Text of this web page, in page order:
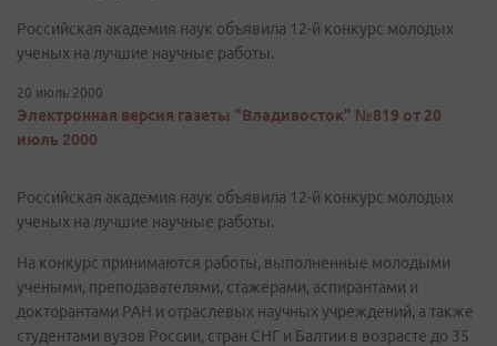
Российская академия наук объявила 12-й конкурс молодых
ученых на лучшие научные работы.
20 июль 2000
Электронная версия газеты "Владивосток" №819 от 20
июль 2000
Российская академия наук объявила 12-й конкурс молодых
ученых на лучшие научные работы.
На конкурс принимаются работы, выполненные молодыми
учеными, преподавателями, стажерами, аспирантами и
докторантами РАН и отраслевых научных учреждений, а также
студентами вузов России, стран СНГ и Балтии в возрасте до 35